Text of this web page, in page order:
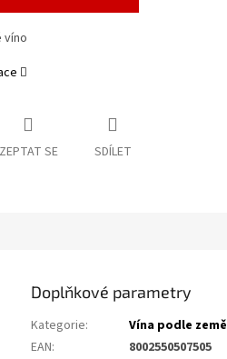
víno
ZEPTAT SE SDÍLET
Doplňkové parametry
Kategorie:
Vína podle země
EAN:
8002550507505